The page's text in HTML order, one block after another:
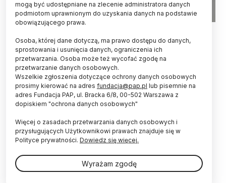
Fot. Adobe Stock
Istnieją poszlaki, że zakażenia wywołane SARS-
CoV-2 pojawiły się w Europie jeszcze przed
oficjalną datą rozpoczęcia pandemii, czyli przed
przełomem lat 2019-2020. Świadczą o tym
przeprowadzone przez Polaków badania
występowania nadmiernej umieralności w ponad
900 regionach kontynentu w 2019 r.
„Nie mamy do czynienia z twardymi dowodami, ale z
empiryczne do formułowania takich hipotez” -
podkreśla z rozmowie z PAP prof. Przemysław
mogą być udostępniane na zlecenie administratora danych
podmiotom uprawnionym do uzyskania danych na podstawie
obowiązującego prawa.
Osoba, której dane dotyczą, ma prawo dostępu do danych,
sprostowania i usunięcia danych, ograniczenia ich
przetwarzania. Osoba może też wycofać zgodę na
przetwarzanie danych osobowych.
Wszelkie zgłoszenia dotyczące ochrony danych osobowych
prosimy kierować na adres fundacja@pap.pl lub pisemnie na
adres Fundacja PAP, ul. Bracka 6/8, 00-502 Warszawa z
dopiskiem "ochrona danych osobowych"
Więcej o zasadach przetwarzania danych osobowych i
przysługujących Użytkownikowi prawach znajduje się w
Polityce prywatności. Dowiedz się więcej.
Wyrażam zgodę